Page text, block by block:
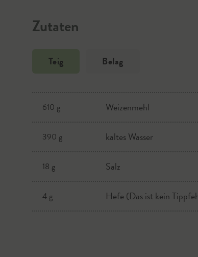
Zutaten
Teig Belag
610 g Weizenmehl
390 g kaltes Wasser
18 g Salz
4 g Hefe (Das ist kein
passierte Tomaten
Salz
Zucker
Oregano, Basilikum